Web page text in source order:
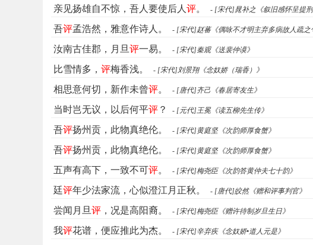
亲见扬雄自不惊，吾人要使后人 评。 - [宋代]晁补之《叙旧感怀呈提
吾评孟浩然，雅意作诗人。 - [宋代]赵蕃《偶咏不才明主弃多病故人疏之
汝南古佳郡，月旦评一易。 - [宋代]秦观《送裴仲谟》
比雪情多， 评梅香浅。 - [宋代]刘景翔《念奴娇（瑞香）》
相思意何切，新作未曾评。 - [唐代]齐己《春居寄友生》
当时岂无议，以后何平评 ？ - [元代]王冕《读五柳先生传》
吾评扬州贡，此物真绝伦。 - [宋代]黄庭坚《次韵师厚食蟹》
吾评扬州贡，此物真绝伦。 - [宋代]黄庭坚《次韵师厚食蟹》
五声有高下，一致不可评。 - [宋代]梅尧臣《次韵答黄仲夫七十韵》
廷评年少法家流，心似澄江月正秋。 - [唐代]皎然《赠和评事判官》
尝闻月旦评 ，况是高阳裔。 - [宋代]梅尧臣《赠许待制岁旦生日》
我评花谱，便应推此为杰。 - [宋代]辛弃疾《念奴娇•道人元是》